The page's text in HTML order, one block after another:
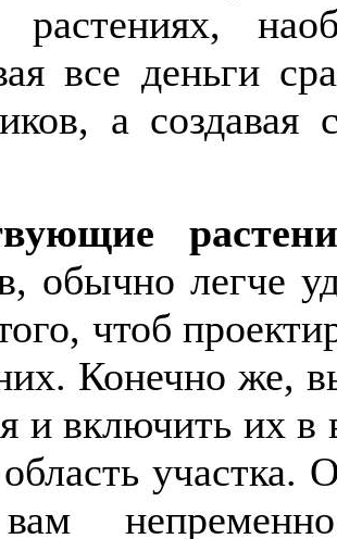
все деньги
а
обычно легче
чтоб
Конечно же,
и включить их
участка.